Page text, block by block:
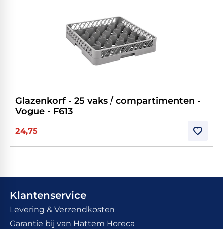
Glazenkorf - 25 vaks / compartimenten -
Vogue - F613
24,75
Klantenservice
Levering & Verzendkosten
Garantie bij van Hattem Horeca